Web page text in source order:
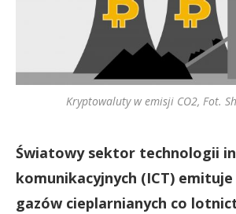
Kryptowaluty w emisji CO2, Fot.
Światowy sektor technologii
komunikacyjnych (ICT)
gazów cieplarnianych co